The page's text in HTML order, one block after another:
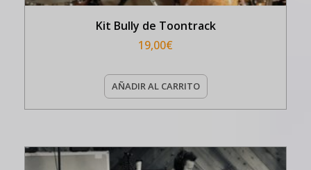
Kit Bully de Toontrack
19,00€
AÑADIR AL CARRITO